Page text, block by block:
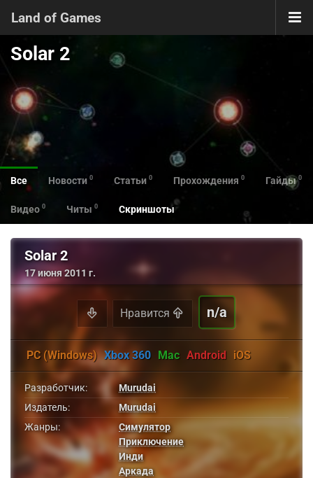
Land of Games
Solar 2
Все Новости 0 Статьи 0 Прохождения 0 Гайды 0
Видео 0 Читы 0 Скриншоты
Solar 2
17 июня 2011 г.
Нравится n/a
PC (Windows) Xbox 360 Mac Android iOS
Разработчик:
Murudai
Издатель:
Murudai
Жанры:
Симулятор
Приключение
Инди
Аркада